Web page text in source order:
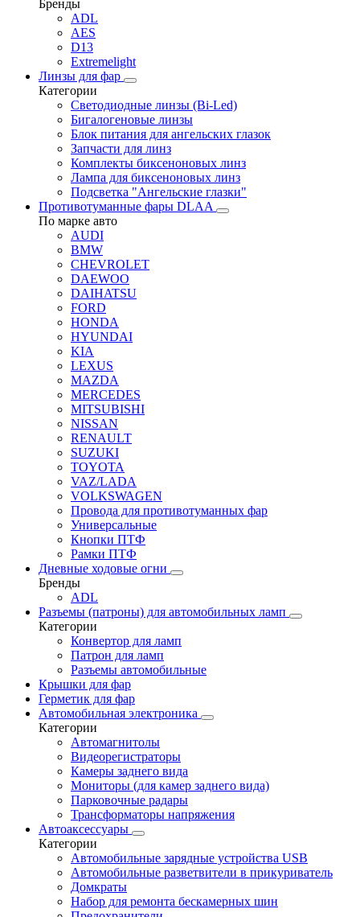
Бренды
ADL
AES
D13
Extremelight
Линзы для фар
Категории
Светодиодные линзы (Bi-Led)
Бигалогеновые линзы
Блок питания для ангельских глазок
Запчасти для линз
Комплекты биксеноновых линз
Лампа для биксеноновых линз
Подсветка "Ангельские глазки"
Противотуманные фары DLAA
По марке авто
AUDI
BMW
CHEVROLET
DAEWOO
DAIHATSU
FORD
HONDA
HYUNDAI
KIA
LEXUS
MAZDA
MERCEDES
MITSUBISHI
NISSAN
RENAULT
SUZUKI
TOYOTA
VAZ/LADA
VOLKSWAGEN
Провода для противотуманных фар
Универсальные
Кнопки ПТФ
Рамки ПТФ
Дневные ходовые огни
Бренды
ADL
Разъемы (патроны) для автомобильных ламп
Категории
Конвертор для ламп
Патрон для ламп
Разъемы автомобильные
Крышки для фар
Герметик для фар
Автомобильная электроника
Категории
Автомагнитолы
Видеорегистраторы
Камеры заднего вида
Мониторы (для камер заднего вида)
Парковочные радары
Трансформаторы напряжения
Автоаксессуары
Категории
Автомобильные зарядные устройства USB
Автомобильные разветвители в прикуриватель
Домкраты
Набор для ремонта бескамерных шин